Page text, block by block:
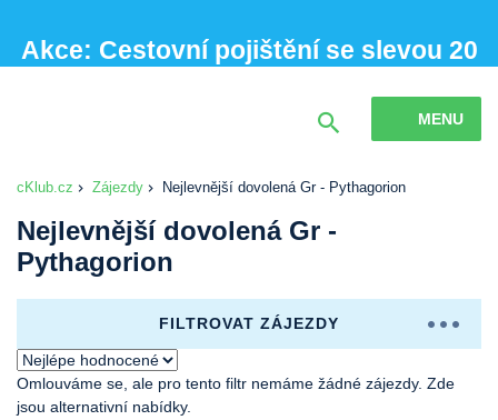
Akce: Cestovní pojištění se slevou 20
MENU
cKlub.cz Zájezdy Nejlevnější dovolená Gr - Pythagorion
Nejlevnější dovolená Gr -
Pythagorion
FILTROVAT ZÁJEZDY
Omlouváme se, ale pro tento filtr nemáme žádné zájezdy. Zde
jsou alternativní nabídky.